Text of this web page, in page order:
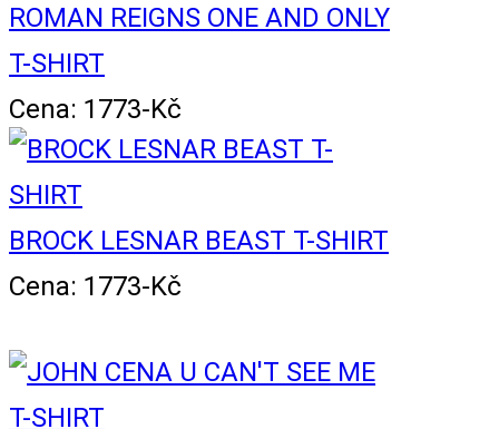
ROMAN REIGNS ONE AND ONLY
T-SHIRT
Cena: 1773-Kč
BROCK LESNAR BEAST T-SHIRT
Cena: 1773-Kč